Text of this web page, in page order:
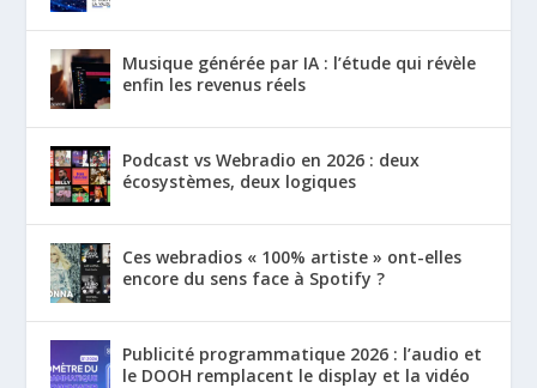
Musique générée par IA : l’étude qui révèle
enfin les revenus réels
Podcast vs Webradio en 2026 : deux
écosystèmes, deux logiques
Ces webradios « 100% artiste » ont-elles
encore du sens face à Spotify ?
Publicité programmatique 2026 : l’audio et
le DOOH remplacent le display et la vidéo